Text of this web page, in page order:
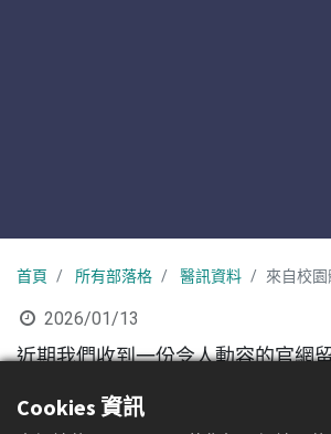
首頁 所有部落格 醫訊資料 來自校
2026/01/13
近期我們收到一份令人動容的官網
Cookies 資訊